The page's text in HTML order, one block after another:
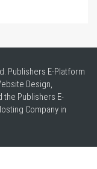
Publishers E-Platform
Design,
Publishers E-
Company in